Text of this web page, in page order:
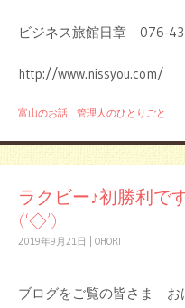
ビジネス旅館日章 076-
http://www.nissyou.com/
富山のお話 管理人のひとりごと
ラクビー♪初勝利で
(‘◇’)ゞ
2019年9月21日 OHORI
ブログをご覧の皆さま お